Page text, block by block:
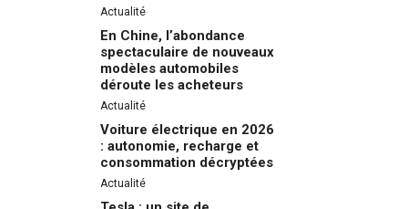
Actualité
En Chine, l’abondance
spectaculaire de nouveaux
modèles automobiles
déroute les acheteurs
Actualité
Voiture électrique en 2026
: autonomie, recharge et
consommation décryptées
Actualité